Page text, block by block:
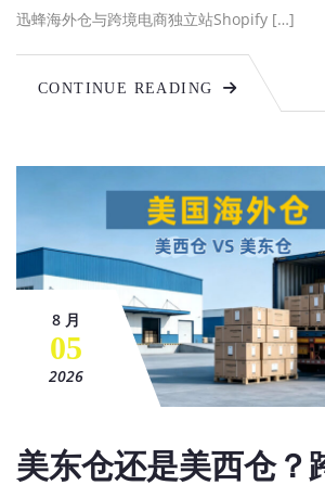
迅蜂海外仓与跨境电商独立站Shopify […]
CONTINUE READING
8 月
05
2026
美东仓还是美西仓？